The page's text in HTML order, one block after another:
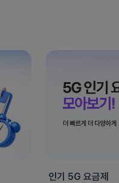
인기 5G 요금제